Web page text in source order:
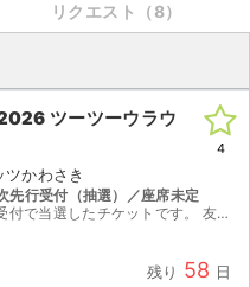
リクエスト（8）
ツーツーウラウ
かわさき
先行受付（抽選）／座席未定
まったため、出品します。 定価は8800円ですが、手数料なども支払っており、 この値...
残り 58 日
4